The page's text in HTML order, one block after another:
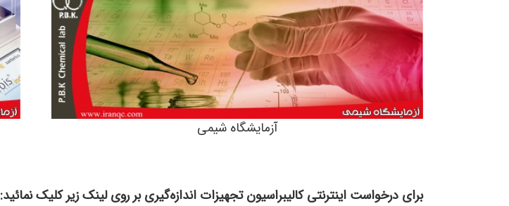
آزمایشگاه شیمی
برای درخواست اینترنتی کالیبراسیون تجهیزات اندازه‌گیری بر روی لینک زیر کلیک نمائید: